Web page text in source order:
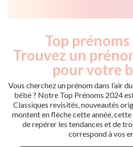
Top prénoms
Trouvez un
pour votre
Vous cherchez un prénom dans l’air
bébé ? Notre Top Prénoms 2024
Classiques revisités, nouveautés
montent en flèche cette année,
de repérer les tendances et de
correspond à vos